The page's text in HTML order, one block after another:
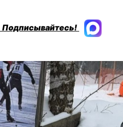
Подписывайтесь!